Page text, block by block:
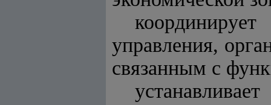
управления,
связанным с